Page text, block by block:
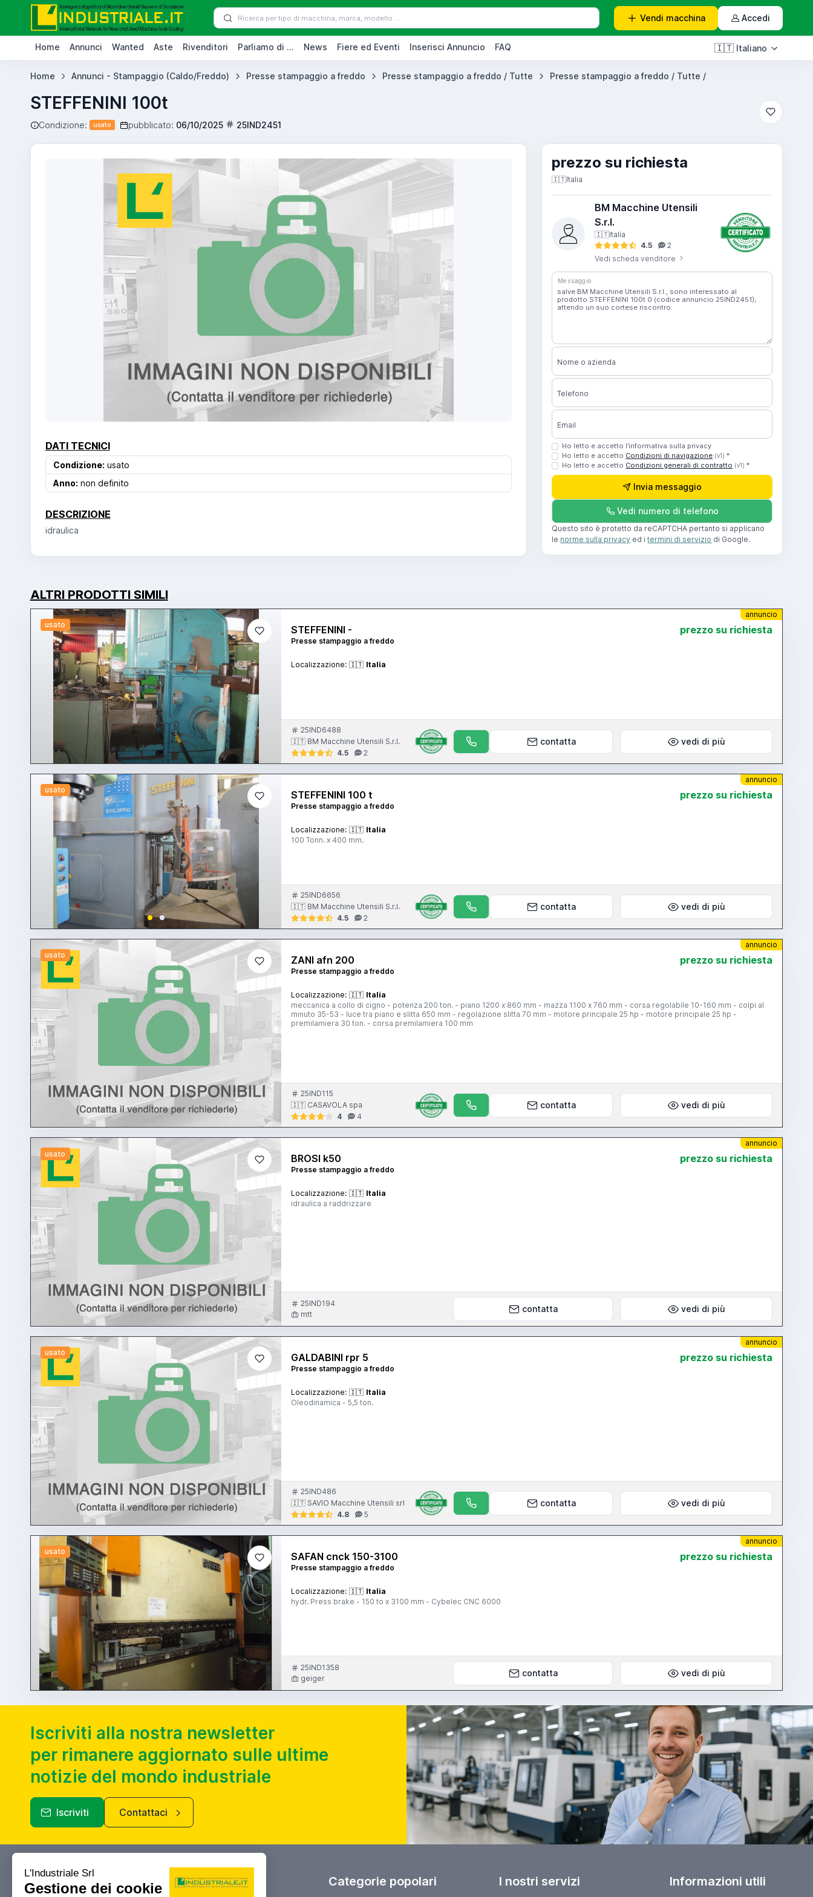
Vendi macchina Accedi
Home Annunci Wanted Aste Rivenditori Parliamo di ... News Fiere ed Eventi Inserisci Annuncio FAQ 🇮🇹 Italiano
Home Annunci - Stampaggio (Caldo/Freddo) Presse stampaggio a freddo Presse stampaggio a freddo / Tutte Presse stampaggio a freddo / Tutte /
STEFFENINI 100t
Condizione: usato pubblicato: 06/10/2025 25IND2451
DATI TECNICI
Condizione: usato
Anno: non definito
DESCRIZIONE
idraulica
prezzo su richiesta
🇮🇹Italia
BM Macchine Utensili
S.r.l.
🇮🇹Italia
4.5
2
Vedi scheda venditore
Messaggio
Nome o azienda
Telefono
Email
Ho letto e accetto l’informativa sulla privacy
Ho letto e accetto Condizioni di navigazione (v1) *
Ho letto e accetto Condizioni generali di contratto (v1) *
Invia messaggio
Vedi numero di telefono
Questo sito è protetto da reCAPTCHA pertanto si applicano
le norme sulla privacy ed itermini di servizio di Google.
ALTRI PRODOTTI SIMILI
usato
annuncio
STEFFENINI -
Presse stampaggio a freddo
prezzo su richiesta
Localizzazione: 🇮🇹 Italia
25IND6488
🇮🇹 BM Macchine Utensili S.r.l.
4.5
2
contatta vedi di più
usato
annuncio
STEFFENINI 100 t
Presse stampaggio a freddo
prezzo su richiesta
Localizzazione: 🇮🇹 Italia
100 Tonn. x 400 mm.
25IND6656
🇮🇹 BM Macchine Utensili S.r.l.
4.5
2
contatta vedi di più
usato
annuncio
ZANI afn 200
Presse stampaggio a freddo
prezzo su richiesta
Localizzazione: 🇮🇹 Italia
meccanica a collo di cigno - potenza 200 ton. - piano 1200 x 860 mm - mazza 1100 x 760 mm - corsa regolabile 10-160 mm - colpi al
minuto 35-53 - luce tra piano e slitta 650 mm - regolazione slitta 70 mm - motore principale 25 hp - motore principale 25 hp -
premilamiera 30 ton. - corsa premilamiera 100 mm
25IND115
🇮🇹 CASAVOLA spa
4
4
contatta vedi di più
usato
annuncio
BROSI k50
Presse stampaggio a freddo
prezzo su richiesta
Localizzazione: 🇮🇹 Italia
idraulica a raddrizzare
25IND194
mtt
contatta vedi di più
usato
annuncio
GALDABINI rpr 5
Presse stampaggio a freddo
prezzo su richiesta
Localizzazione: 🇮🇹 Italia
Oleodinamica - 5,5 ton.
25IND486
🇮🇹 SAVIO Macchine Utensili srl
4.8
5
contatta vedi di più
usato
annuncio
SAFAN cnck 150-3100
Presse stampaggio a freddo
prezzo su richiesta
Localizzazione: 🇮🇹 Italia
hydr. Press brake - 150 to x 3100 mm - Cybelec CNC 6000
25IND1358
geiger
contatta vedi di più
Iscriviti alla nostra newsletter
per rimanere aggiornato sulle ultime
notizie del mondo industriale
Iscriviti Contattaci
Industriale.it Categorie popolari I nostri servizi Informazioni utili